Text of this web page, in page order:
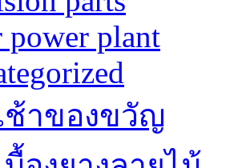
power plant
ช้าของขวัญ